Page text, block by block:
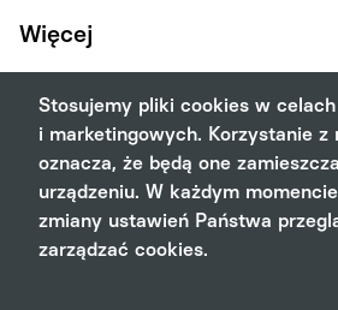
Więcej
2011 - 2026 Poradnik Restauratora
zastrzeżone
Stosujemy pliki cookies w
i marketingowych. Korzystanie z
oznacza, że będą one
urządzeniu. W każdym
zmiany ustawień Państwa
zarządzać cookies.